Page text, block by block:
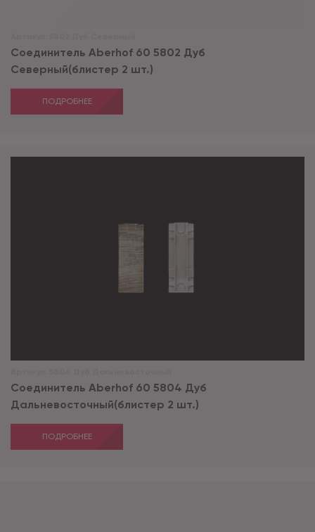
Соединитель Aberhof 60 5802 Дуб
Северный(блистер 2 шт.)
ПОДРОБНЕЕ
Соединитель Aberhof 60 5804 Дуб
Дальневосточный(блистер 2 шт.)
ПОДРОБНЕЕ